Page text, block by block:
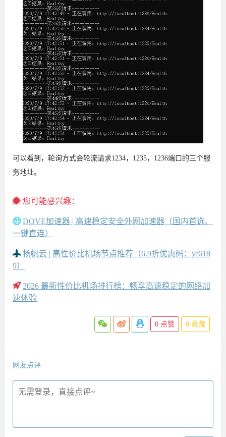
可以看到，轮询方式会轮流请求1234，1235，1236端口的三个服
务地址。
您可能感兴趣：
DOVE加速器 | 高速稳定安全外网加速器（国内首选、
一键直连）
扬帆云 | 高性价比机场节点推荐（6.9折优惠码：yf618
9）
2026 最新性价比机场排行榜：畅享高速稳定的网络加
速体验
0 点赞 0 收藏
网友点评